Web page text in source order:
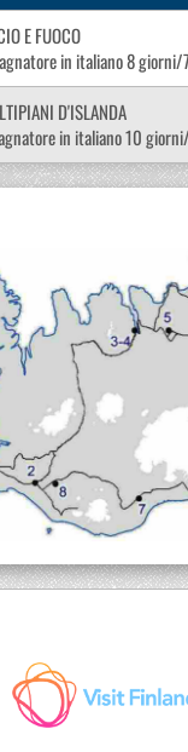
E FUOCO
in italiano 8
D'ISLANDA
in italiano 10